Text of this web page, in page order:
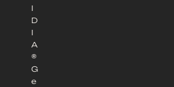
I
D
I
A
®
G
e